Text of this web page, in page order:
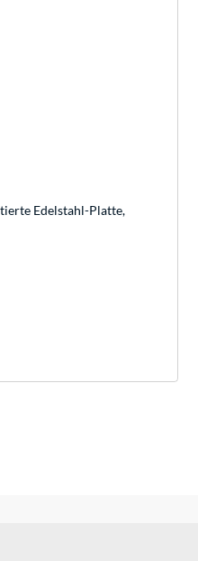
Edelstahl-Platte,